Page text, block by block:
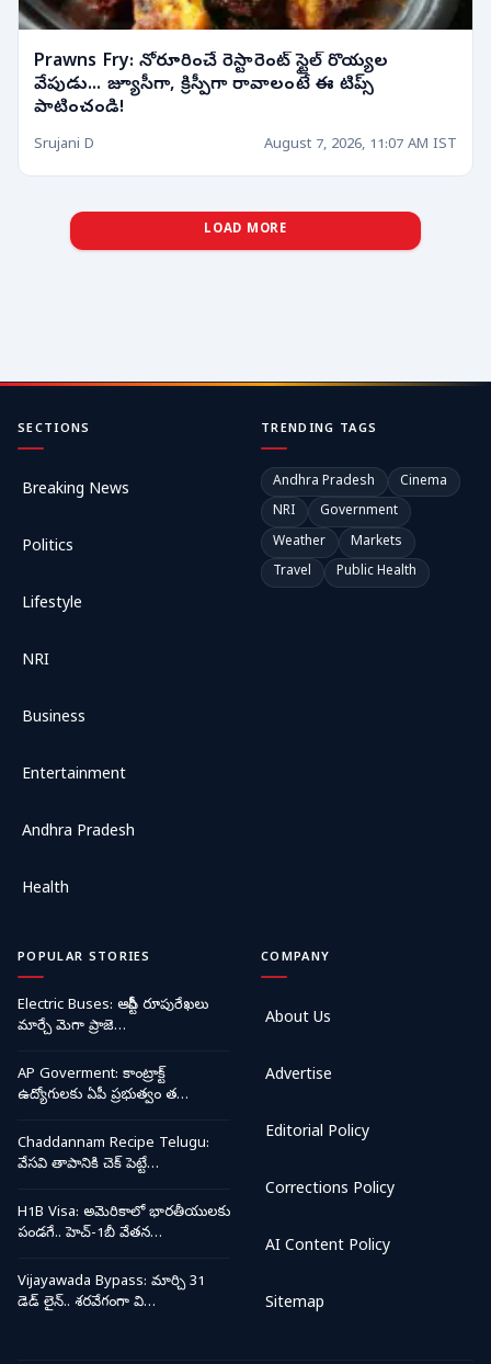
Prawns Fry: నోరూరించే రెస్టారెంట్ స్టైల్ రొయ్యల
వేపుడు... జ్యూసీగా, క్రిస్పీగా రావాలంటే ఈ టిప్స్
పాటించండి!
Srujani D August 7, 2026, 11:07 AM IST
LOAD MORE
SECTIONS
Breaking News
Politics
Lifestyle
NRI
Business
Entertainment
Andhra Pradesh
Health
TRENDING TAGS
Andhra Pradesh
Cinema
NRI
Government
Weather
Markets
Travel
Public Health
POPULAR STORIES
Electric Buses: ఆర్టీసీ రూపురేఖలు
మార్చే మెగా ప్రాజె…
AP Goverment: కాంట్రాక్ట్
ఉద్యోగులకు ఏపీ ప్రభుత్వం త…
Chaddannam Recipe Telugu:
వేసవి తాపానికి చెక్ పెట్టే…
H1B Visa: అమెరికాలో భారతీయులకు
పండగే.. హెచ్-1బీ వేతన…
Vijayawada Bypass: మార్చి 31
డెడ్ లైన్.. శరవేగంగా వి…
COMPANY
About Us
Advertise
Editorial Policy
Corrections Policy
AI Content Policy
Sitemap